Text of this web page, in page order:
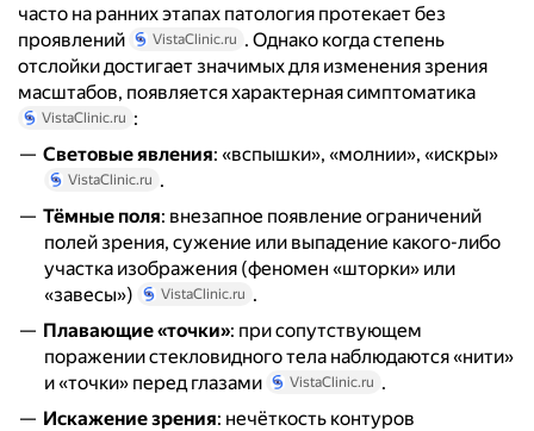
часто на ранних этапах патология протекает без
проявлений
VistaClinic.ru . Однако когда степень
отслойки достигает значимых для изменения зрения
масштабов, появляется характерная симптоматика
VistaClinic.ru :
Световые явления: «вспышки», «молнии», «искры»
VistaClinic.ru .
Тёмные поля: внезапное появление ограничений
полей зрения, сужение или выпадение какого-либо
участка изображения (феномен «шторки» или
«завесы»)
VistaClinic.ru .
Плавающие «точки»: при сопутствующем
поражении стекловидного тела наблюдаются «нити»
и «точки» перед глазами
VistaClinic.ru .
Искажение зрения: нечёткость контуров